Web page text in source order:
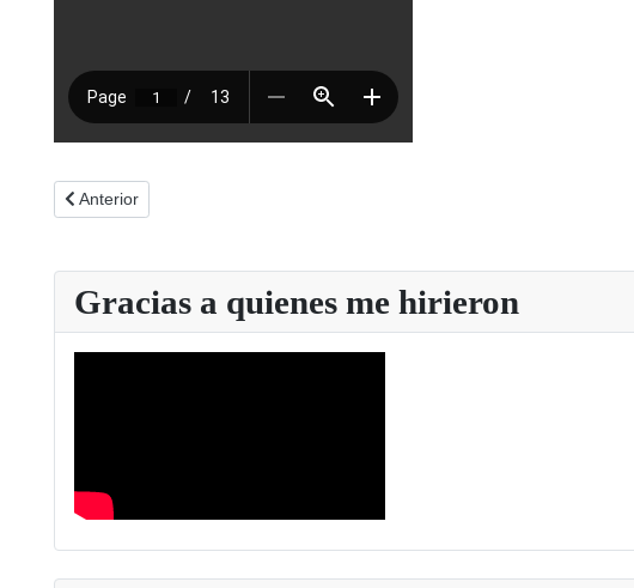
Artículo anterior: Guía AGRAJER para docentes
Anterior
Gracias a quienes me hirieron